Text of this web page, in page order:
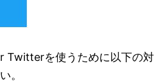
Twitterを使うために以下の対
。